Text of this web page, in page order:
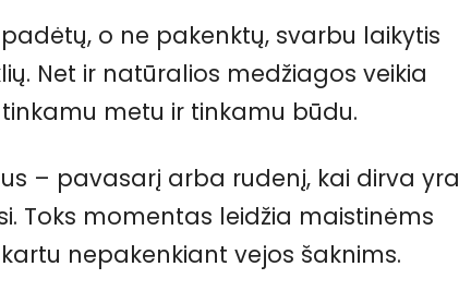
o ne pakenktų, svarbu laikytis
Net ir natūralios medžiagos veikia
metu ir tinkamu būdu.
– pavasarį arba rudenį, kai dirva yra
Toks momentas leidžia maistinėms
nepakenkiant vejos šaknims.